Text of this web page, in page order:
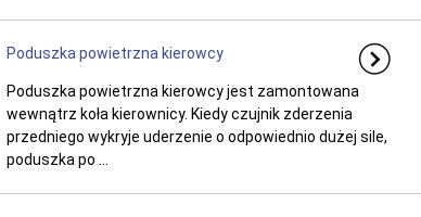
Poduszka powietrzna kierowcy
Poduszka powietrzna kierowcy jest zamontowana
wewnątrz koła kierownicy. Kiedy czujnik zderzenia
przedniego wykryje uderzenie o odpowiednio dużej sile,
poduszka po ...